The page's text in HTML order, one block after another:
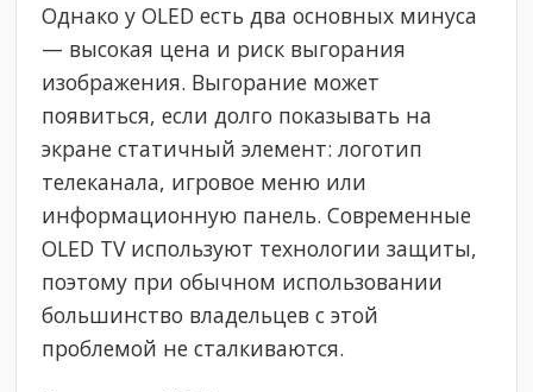
Однако у OLED есть два основных минуса
— высокая цена и риск выгорания
изображения. Выгорание может
появиться, если долго показывать на
экране статичный элемент: логотип
телеканала, игровое меню или
информационную панель. Современные
OLED TV используют технологии защиты,
поэтому при обычном использовании
большинство владельцев с этой
проблемой не сталкиваются.